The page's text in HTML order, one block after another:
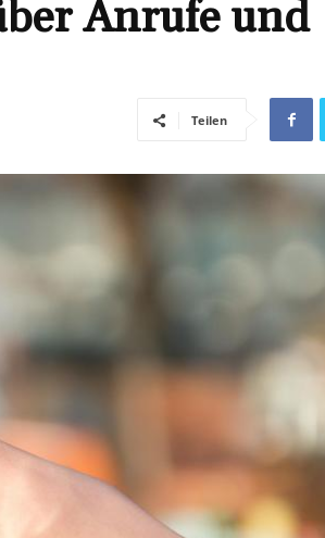
Anrufe und
Teilen